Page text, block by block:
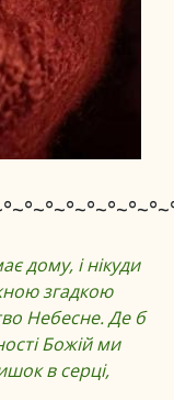
дому, і нікуди
згадкою
Небесне. Де б
Божій ми
в серці,